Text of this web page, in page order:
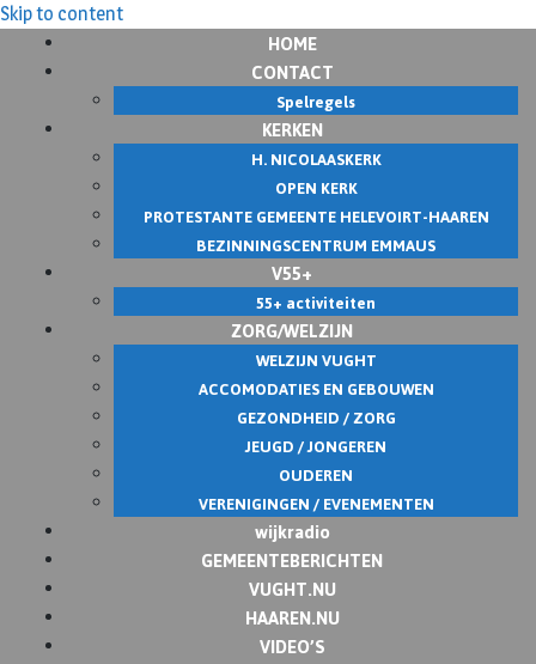
Skip to content
HOME
CONTACT
Spelregels
KERKEN
H. NICOLAASKERK
OPEN KERK
PROTESTANTE GEMEENTE HELEVOIRT-HAAREN
BEZINNINGSCENTRUM EMMAUS
V55+
55+ activiteiten
ZORG/WELZIJN
WELZIJN VUGHT
ACCOMODATIES EN GEBOUWEN
GEZONDHEID / ZORG
JEUGD / JONGEREN
OUDEREN
VERENIGINGEN / EVENEMENTEN
wijkradio
GEMEENTEBERICHTEN
VUGHT.NU
HAAREN.NU
VIDEO’S